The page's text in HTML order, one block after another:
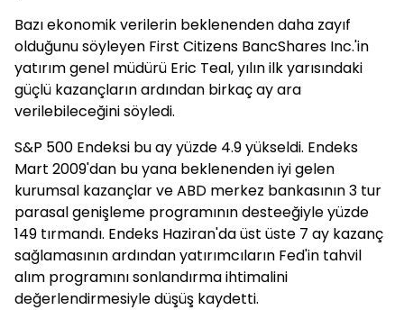
Bazı ekonomik verilerin beklenenden daha zayıf
olduğunu söyleyen First Citizens BancShares Inc.'in
yatırım genel müdürü Eric Teal, yılın ilk yarısındaki
güçlü kazançların ardından birkaç ay ara
verilebileceğini söyledi.
S&P 500 Endeksi bu ay yüzde 4.9 yükseldi. Endeks
Mart 2009'dan bu yana beklenenden iyi gelen
kurumsal kazançlar ve ABD merkez bankasının 3 tur
parasal genişleme programının desteeğiyle yüzde
149 tırmandı. Endeks Haziran'da üst üste 7 ay kazanç
sağlamasının ardından yatırımcıların Fed'in tahvil
alım programını sonlandırma ihtimalini
değerlendirmesiyle düşüş kaydetti.